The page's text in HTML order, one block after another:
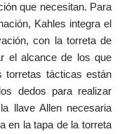
que necesitan. Para
Kahles integra el
con la torreta de
el alcance de los que
torretas tácticas están
dedos para realizar
llave Allen necesaria
en la tapa de la torreta